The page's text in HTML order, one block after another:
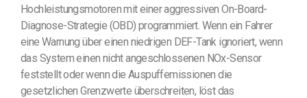
Hochleistungsmotoren mit einer aggressiven On-Board-
Diagnose-Strategie (OBD) programmiert. Wenn ein Fahrer
eine Warnung über einen niedrigen DEF-Tank ignoriert, wenn
das System einen nicht angeschlossenen NOx-Sensor
feststellt oder wenn die Auspuffemissionen die
gesetzlichen Grenzwerte überschreiten, löst das